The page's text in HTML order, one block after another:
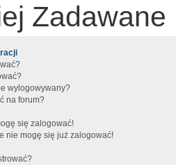
Zadawane
wylogowywany?
na forum?
się zalogować!
nie mogę się już zalogować!